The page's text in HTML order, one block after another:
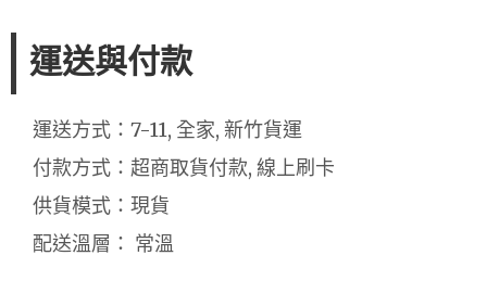
運送與付款
運送方式：7-11, 全家, 新竹貨運
付款方式：超商取貨付款, 線上刷卡
供貨模式：現貨
配送溫層： 常溫